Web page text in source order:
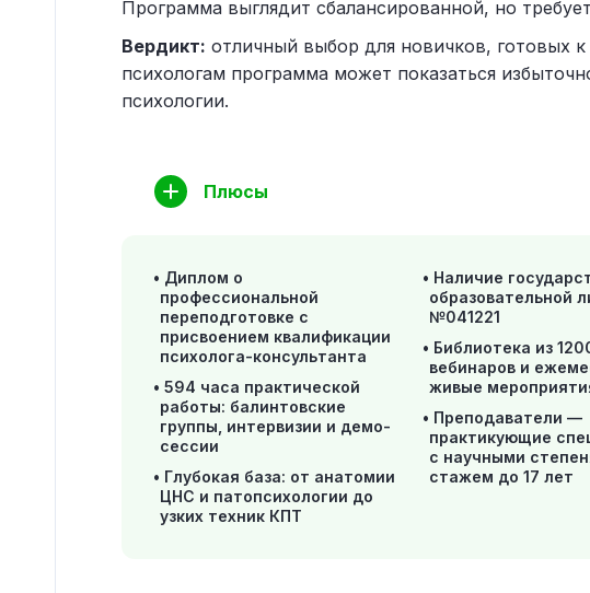
Программа выглядит сбалансированной, но
Вердикт: отличный выбор для новичков, готовых
психологам программа может показаться
психологии.
Плюсы
Диплом о
профессиональной
переподготовке с
присвоением квалификации
психолога-консультанта
594 часа практической
работы: балинтовские
группы, интервизии и демо-
сессии
Глубокая база: от анатомии
ЦНС и патопсихологии до
узких техник КПТ
Наличие
образовательной
№041221
Библиотека из
вебинаров и
живые
Преподаватели —
практикующие
с научными
стажем до 17 лет